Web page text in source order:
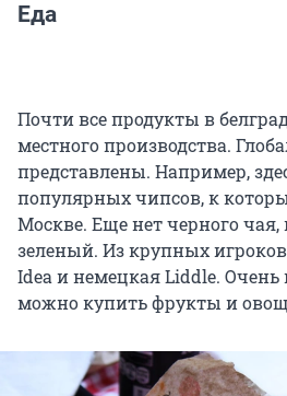
Еда
Почти все продукты в
местного производства.
представлены. Например,
популярных чипсов, к
Москве. Еще нет черного чая,
зеленый. Из крупных игроков
Idea и немецкая Liddle.
можно купить фрукты и